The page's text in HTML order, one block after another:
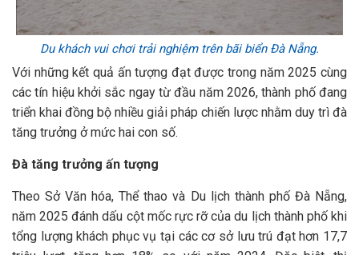
Du khách vui chơi trải nghiệm trên bãi biển Đà Nẵng.
Với những kết quả ấn tượng đạt được trong năm 2025 cùng
các tín hiệu khởi sắc ngay từ đầu năm 2026, thành phố đang
triển khai đồng bộ nhiều giải pháp chiến lược nhằm duy trì đà
tăng trưởng ở mức hai con số.
Đà tăng trưởng ấn tượng
Theo Sở Văn hóa, Thể thao và Du lịch thành phố Đà Nẵng,
năm 2025 đánh dấu cột mốc rực rỡ của du lịch thành phố khi
tổng lượng khách phục vụ tại các cơ sở lưu trú đạt hơn 17,7